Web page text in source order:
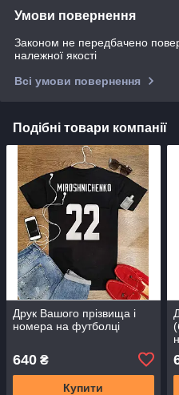
Умови повернення
Законом не передбачено
належної якості
Всі умови повернення
Подібні товари компанії
Друк Вашого прізвища і
номера на футболці
640 ₴
Купити